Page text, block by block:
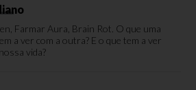
Farmar Aura, Brain Rot. O que uma
a ver com a outra? E o que tem a ver
vida?